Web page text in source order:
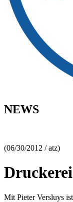
NEWS
(06/30/2012 / atz)
Mit Pieter Versluys